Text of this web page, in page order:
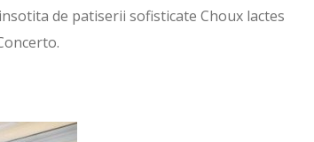
de patiserii sofisticate Choux lactes